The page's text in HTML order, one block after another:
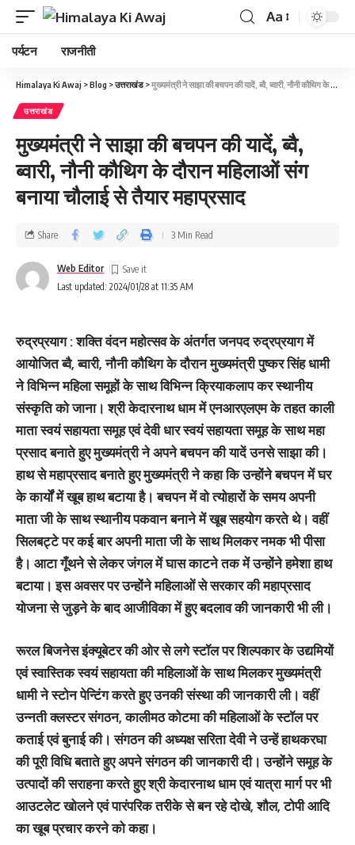
Aa
पर्यटन राजनीती
Himalaya Ki Awaj >Blog >उत्तराखंड>मुख्यमंत्री ने साझा की बचपन की यादें, ब्वै, ब्वारी, नौनी कौथिग के दौरान महिलाओं संग बनाया चौलाई से तैयार महाप्रसाद
उत्तराखंड
मुख्यमंत्री ने साझा की बचपन की यादें, ब्वै,
ब्वारी, नौनी कौथिग के दौरान महिलाओं संग
बनाया चौलाई से तैयार महाप्रसाद
Last updated: 2024/01/28 at 11:35 AM
Web Editor
Share 3 Min Read
रुद्रप्रयाग : शक्ति वंदन महोत्सव के अंतर्गत जनपद रुद्रप्रयाग में
आयोजित ब्वै, ब्वारी, नौनी कौथिग के दौरान मुख्यमंत्री पुष्कर सिंह धामी
ने विभिन्न महिला समूहों के साथ विभिन्न क्रियाकलाप कर स्थानीय
संस्कृति को जाना। श्री केदारनाथ धाम में एनआरएलएम के तहत काली
माता स्वयं सहायता समूह एवं देवी धार स्वयं सहायता समूह के साथ महा
प्रसाद बनाते हुए मुख्यमंत्री ने अपने बचपन की यादें उनसे साझा की।
हाथ से महाप्रसाद बनाते हुए मुख्यमंत्री ने कहा कि उन्होंने बचपन में घर
के कार्यों में खूब हाथ बटाया है। बचपन में वो त्योहारों के समय अपनी
माता जी के साथ स्थानीय पकवान बनाने में खूब सहयोग करते थे। वहीं
सिलबट्टे पर कई बार अपनी माता जी के साथ मिलकर नमक भी पीसा
है। आटा गूँथने से लेकर जंगल में घास काटने तक में उन्होंने हमेशा हाथ
बटाया। इस अवसर पर उन्होंने महिलाओं से सरकार की महाप्रसाद
योजना से जुड़ने के बाद आजीविका में हुए बदलाव की जानकारी भी ली।
रूरल बिजनेस इंक्यूबेटर की ओर से लगे स्टॉल पर शिल्पकार के उद्यमियों
एवं स्वास्तिक स्वयं सहायता की महिलाओं के साथ मिलकर मुख्यमंत्री
धामी ने स्टोन पेन्टिंग करते हुए उनकी संस्था की जानकारी ली। वहीं
उन्नती क्लस्टर संगठन, कालीमठ कोटमा की महिलाओं के स्टॉल पर
कताई एवं बुनाई की। संगठन की अध्यक्ष सरिता देवी ने उन्हें हाथकरघा
की पूरी विधि बताते हुए अपने संगठन की जानकारी दी। उन्होंने समूह के
उत्पादों की सराहना करते हुए श्री केदारनाथ धाम एवं यात्रा मार्ग पर भी
आउटलेट खोलने एवं पारंपरिक तरीके से बन रहे दोखे, शौल, टोपी आदि
का खूब प्रचार करने को कहा।